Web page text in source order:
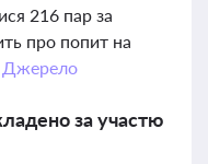
216 пар за
про попит на
Джерело
за участю